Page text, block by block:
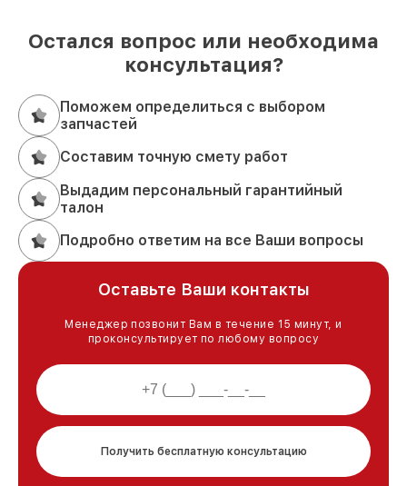
Остался вопрос или необходима
консультация?
Поможем определиться с выбором
запчастей
Составим точную смету работ
Выдадим персональный гарантийный
талон
Подробно ответим на все Ваши вопросы
Оставьте Ваши контакты
Менеджер позвонит Вам в течение 15 минут, и
проконсультирует по любому вопросу
Получить бесплатную консультацию